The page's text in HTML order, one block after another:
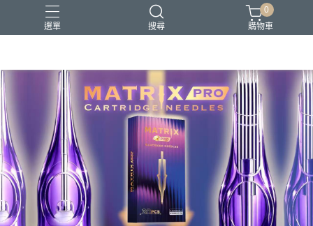
選單 搜尋
0
購物車